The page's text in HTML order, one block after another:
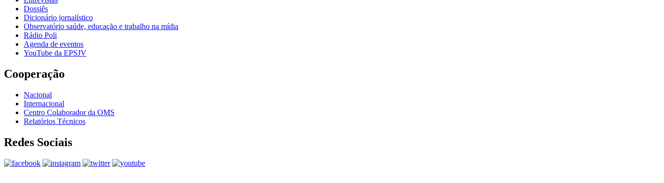
Dossiês
Dicionário jornalístico
Observatório saúde, educação e trabalho na mídia
Rádio Poli
Agenda de eventos
YouTube da EPSJV
Cooperação
Nacional
Internacional
Centro Colaborador da OMS
Relatórios Técnicos
Redes Sociais